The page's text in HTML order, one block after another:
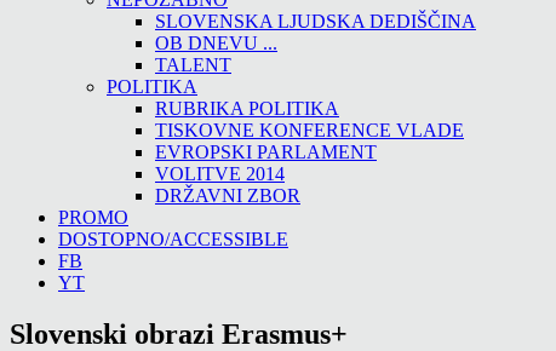
SLOVENSKA LJUDSKA DEDIŠČINA
OB DNEVU ...
TALENT
POLITIKA
RUBRIKA POLITIKA
TISKOVNE KONFERENCE VLADE
EVROPSKI PARLAMENT
VOLITVE 2014
DRŽAVNI ZBOR
PROMO
DOSTOPNO/ACCESSIBLE
FB
YT
Slovenski obrazi Erasmus+